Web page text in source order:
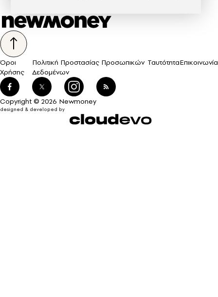
Όροι
Χρήσης
Πολιτική Προστασίας Προσωπικών
Δεδομένων
ΤαυτότηταΕπικοινωνία
Copyright © 2026 Newmoney
designed & developed by